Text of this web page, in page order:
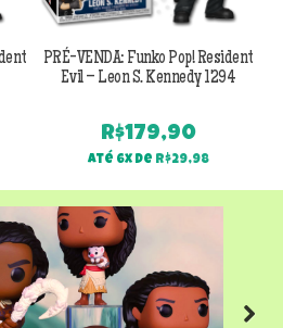
PRÉ-VENDA: Funko Pop! Resident
Evil – Leon S. Kennedy 1294
R$179,90
Até 6x de R$29,98